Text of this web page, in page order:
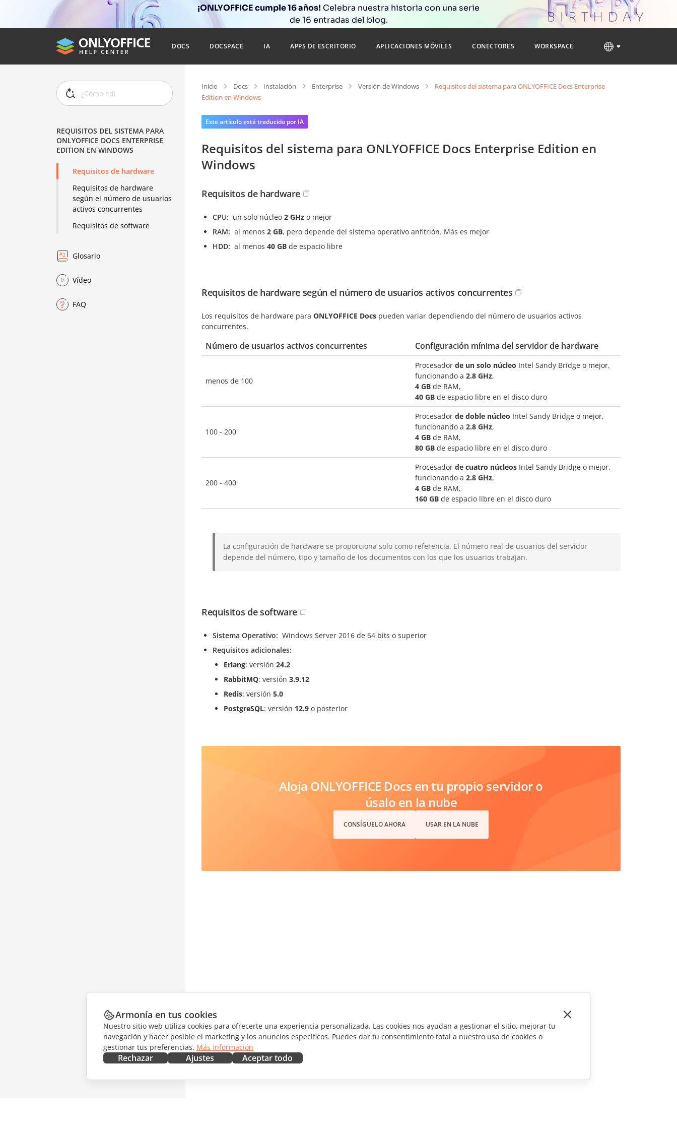
¡ONLYOFFICE cumple 16 años! Celebra nuestra historia con una serie
de 16 entradas del blog.
DOCS DOCSPACE IA APPS DE ESCRITORIO APLICACIONES MÓVILES CONECTORES WORKSPACE
REQUISITOS DEL SISTEMA PARA
ONLYOFFICE DOCS ENTERPRISE
EDITION EN WINDOWS
Requisitos de hardware
Requisitos de hardware
según el número de usuarios
activos concurrentes
Requisitos de software
Glosario
Vídeo
FAQ
Inicio Docs Instalación Enterprise Versión de Windows
Requisitos del sistema para ONLYOFFICE Docs Enterprise
Edition en Windows
Este artículo está traducido por IA
Requisitos del sistema para ONLYOFFICE Docs Enterprise Edition en
Windows
Requisitos de hardware
CPU un solo núcleo 2 GHz o mejor
RAM
al menos 2 GB, pero depende del sistema operativo anfitrión. Más es mejor
HDD
al menos 40 GB de espacio libre
Requisitos de hardware según el número de usuarios activos concurrentes
Los requisitos de hardware para ONLYOFFICE Docs pueden variar dependiendo del número de usuarios activos
concurrentes.
Número de usuarios activos concurrentes Configuración mínima del servidor de hardware
menos de 100
Procesador de un solo núcleo Intel Sandy Bridge o mejor,
funcionando a 2.8 GHz,
4 GB de RAM,
40 GB de espacio libre en el disco duro
100 - 200
Procesador de doble núcleo Intel Sandy Bridge o mejor,
funcionando a 2.8 GHz,
4 GB de RAM,
80 GB de espacio libre en el disco duro
200 - 400
Procesador de cuatro núcleos Intel Sandy Bridge o mejor,
funcionando a 2.8 GHz,
4 GB de RAM,
160 GB de espacio libre en el disco duro
La configuración de hardware se proporciona solo como referencia. El número real de usuarios del servidor
depende del número, tipo y tamaño de los documentos con los que los usuarios trabajan.
Requisitos de software
Sistema Operativo
Windows Server 2016 de 64 bits o superior
Requisitos adicionales
Erlang: versión 24.2
RabbitMQ: versión 3.9.12
Redis: versión 5.0
PostgreSQL: versión 12.9 o posterior
Aloja ONLYOFFICE Docs en tu propio servidor o
úsalo en la nube
CONSÍGUELO AHORA USAR EN LA NUBE
Armonía en tus cookies
Nuestro sitio web utiliza cookies para ofrecerte una experiencia personalizada. Las cookies nos ayudan a gestionar el sitio, mejorar tu
navegación y hacer posible el marketing y los anuncios específicos. Puedes dar tu consentimiento total a nuestro uso de cookies o
gestionar tus preferencias. Más información
Rechazar Ajustes Aceptar todo